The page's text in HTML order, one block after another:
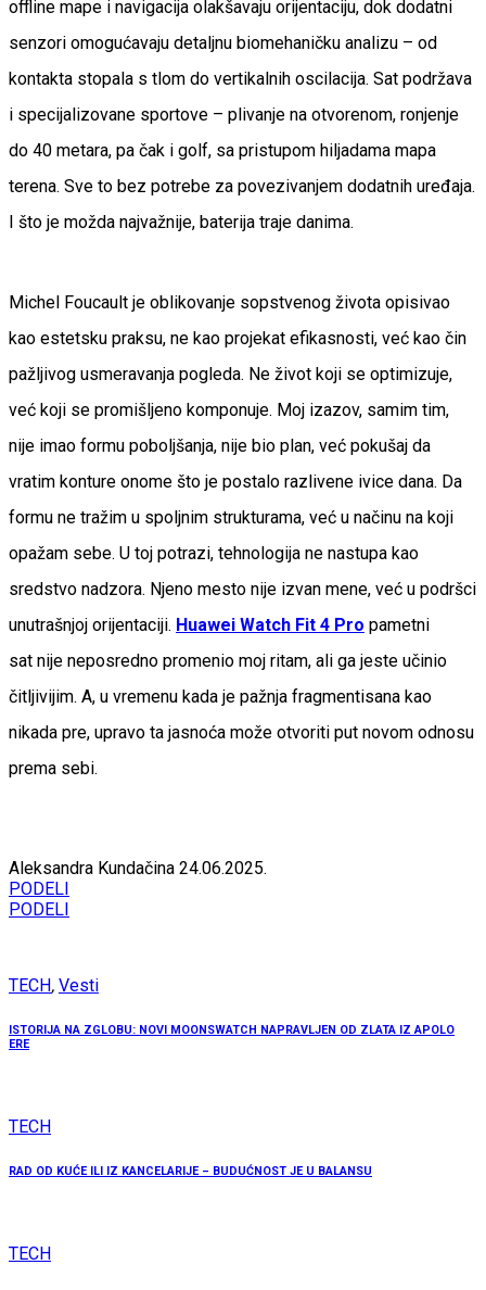
offline mape i navigacija olakšavaju orijentaciju, dok dodatni
senzori omogućavaju detaljnu biomehaničku analizu – od
kontakta stopala s tlom do vertikalnih oscilacija. Sat podržava
i specijalizovane sportove – plivanje na otvorenom, ronjenje
do 40 metara, pa čak i golf, sa pristupom hiljadama mapa
terena. Sve to bez potrebe za povezivanjem dodatnih uređaja.
I što je možda najvažnije, baterija traje danima.
Michel Foucault je oblikovanje sopstvenog života opisivao
kao estetsku praksu, ne kao projekat efikasnosti, već kao čin
pažljivog usmeravanja pogleda. Ne život koji se optimizuje,
već koji se promišljeno komponuje. Moj izazov, samim tim,
nije imao formu poboljšanja, nije bio plan, već pokušaj da
vratim konture onome što je postalo razlivene ivice dana. Da
formu ne tražim u spoljnim strukturama, već u načinu na koji
opažam sebe. U toj potrazi, tehnologija ne nastupa kao
sredstvo nadzora. Njeno mesto nije izvan mene, već u podršci
unutrašnjoj orijentaciji. Huawei Watch Fit 4 Pro pametni
sat nije neposredno promenio moj ritam, ali ga jeste učinio
čitljivijim. A, u vremenu kada je pažnja fragmentisana kao
nikada pre, upravo ta jasnoća može otvoriti put novom odnosu
prema sebi.
Aleksandra Kundačina 24.06.2025.
PODELI
PODELI
TECH, Vesti
ISTORIJA NA ZGLOBU: NOVI MOONSWATCH NAPRAVLJEN OD ZLATA IZ APOLO
ERE
TECH
RAD OD KUĆE ILI IZ KANCELARIJE – BUDUĆNOST JE U BALANSU
TECH